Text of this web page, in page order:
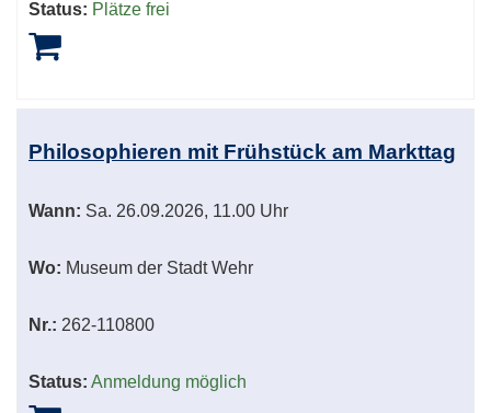
Status: Plätze frei
Philosophieren mit Frühstück am Markttag
Wann: Sa. 26.09.2026, 11.00 Uhr
Wo: Museum der Stadt Wehr
Nr.: 262-110800
Status: Anmeldung möglich